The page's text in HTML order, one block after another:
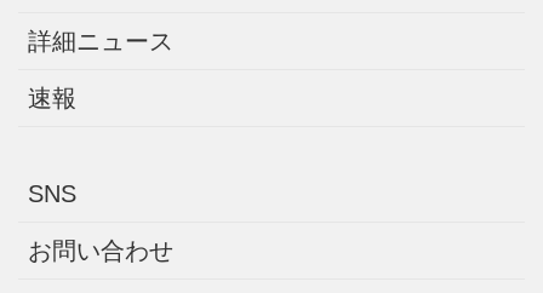
詳細ニュース
速報
SNS
お問い合わせ